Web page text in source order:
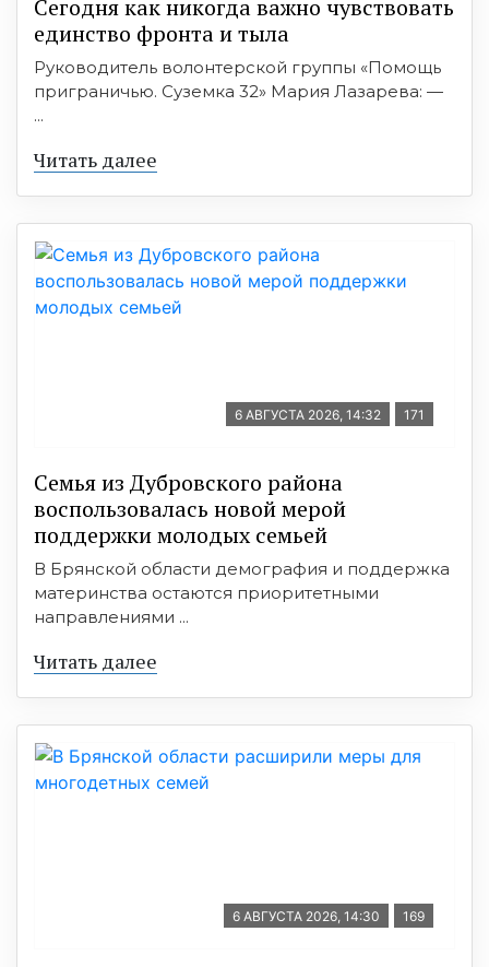
Сегодня как никогда важно чувствовать
единство фронта и тыла
Руководитель волонтерской группы «Помощь
приграничью. Суземка 32» Мария Лазарева: —
...
Читать далее
6 АВГУСТА 2026, 14:32 171
Семья из Дубровского района
воспользовалась новой мерой
поддержки молодых семьей
В Брянской области демография и поддержка
материнства остаются приоритетными
направлениями ...
Читать далее
6 АВГУСТА 2026, 14:30 169